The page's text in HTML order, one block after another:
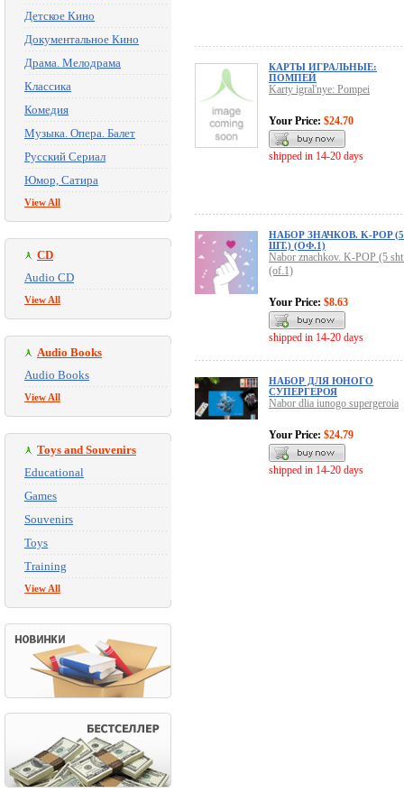
Детское Кино
Документальное Кино
Драма. Мелодрама
Классика
Комедия
Музыка. Опера. Балет
Русский Сериал
Юмор, Сатира
View All
CD
Audio CD
View All
Audio Books
Audio Books
View All
Toys and Souvenirs
Educational
Games
Souvenirs
Toys
Training
View All
КАРТЫ ИГРАЛЬНЫЕ:
ПОМПЕЙ
Karty igral'nye: Pompei
Your Price: $24.70
shipped in 14-20 days
НАБОР ЗНАЧКОВ. K-POP (5
ШТ.) (ОФ.1)
Nabor znachkov. K-POP (5
(of.1)
Your Price: $8.63
shipped in 14-20 days
НАБОР ДЛЯ ЮНОГО
СУПЕРГЕРОЯ
Nabor dlia iunogo supergeroia
Your Price: $24.79
shipped in 14-20 days